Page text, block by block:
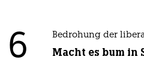
6 Bedrohung der
Macht es bum in